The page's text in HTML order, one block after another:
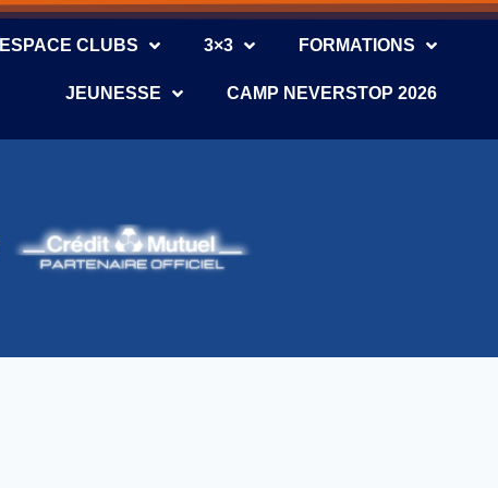
ESPACE CLUBS 3×3 FORMATIONS
JEUNESSE CAMP NEVERSTOP 2026